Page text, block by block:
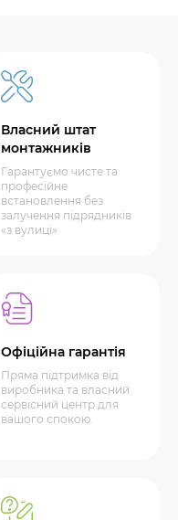
Власний штат
монтажників
Гарантуємо чисте та
професійне
встановлення без
залучення підрядників
«з вулиці»
Офіційна гарантія
Пряма підтримка від
виробника та власний
сервісний центр для
вашого спокою.